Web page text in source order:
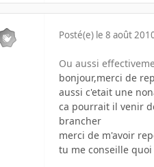
Posté(e) le 8 août
Ou aussi
bonjour,merci de
aussi c'etait une
ca pourrait il venir
brancher
merci de m'avoir
tu me conseille